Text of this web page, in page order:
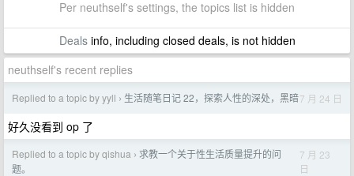
Per neuthself's settings, the topics list is hidden
Dealsinfo, including closed deals, is not hidden
neuthself's recent replies
Replied to a topic by yyll › 生活随笔日记 22，探索人性的深处，黑暗7 月 24 日
好久没看到 op 了
Replied to a topic by qishua › 求教一个关于性生活质量提升的问
题。
7 月 23
日